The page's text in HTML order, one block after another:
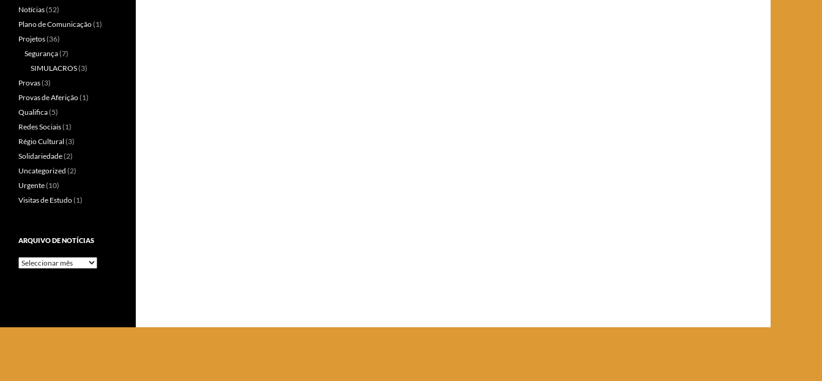
Notícias(52)
Plano de Comunicação(1)
Projetos(36)
Segurança(7)
SIMULACROS(3)
Provas(3)
Provas de Aferição(1)
Qualifica(5)
Redes Sociais(1)
Régio Cultural (3)
Solidariedade(2)
Uncategorized (2)
Urgente(10)
Visitas de Estudo(1)
ARQUIVO DE NOTÍCIAS
Arquivo